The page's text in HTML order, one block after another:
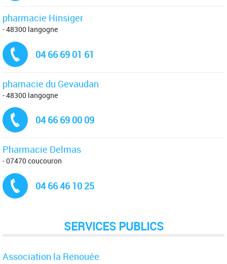
pharmacie Hinsiger
- 48300 langogne
04 66 69 01 61
phamacie du Gevaudan
- 48300 langogne
04 66 69 00 09
Pharmacie Delmas
- 07470 coucouron
04 66 46 10 25
SERVICES PUBLICS
Association la Renouée